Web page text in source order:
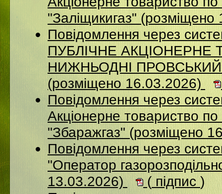
"Заліщикигаз"
Повідомлення через
ПУБЛІЧНЕ АКЦІОНЕРНЕ
НИЖНЬОДНІ
(розміщено 16.03.2026)
Повідомлення через
Акцiонерне товариство по
"Збаражгаз" (розміщено
Повідомлення через
"Оператор
13.03.2026)
( підпис )